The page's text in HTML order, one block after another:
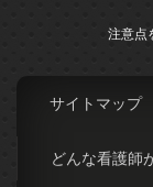
注意点
サイトマップ
どんな看護師